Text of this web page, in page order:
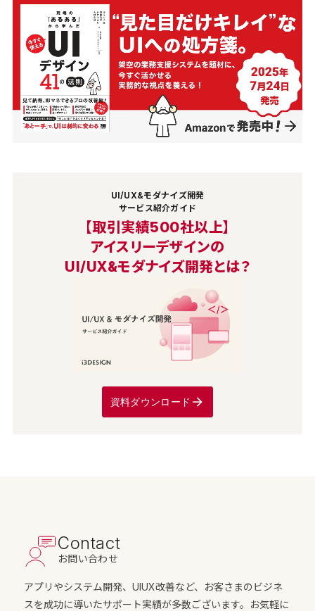
UI/UX&モダナイズ開発
サービス紹介ガイド
【取引実績500社以上】
アイスリーデザインの
UI/UX&モダナイズ開発とは？
資料ダウンロード
Contact
お問い合わせ
アプリやシステム開発、UIUX改善など、お客さまのビジネ
スを成功に導いたサポート実績が多数ございます。お気軽に